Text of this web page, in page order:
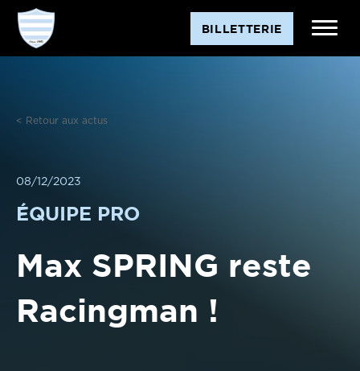
Aller
contenu
BILLETTERIE
< Retour aux actus
08/12/2023
ÉQUIPE PRO
Max SPRING reste
Racingman !